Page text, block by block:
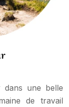
dans une belle
de travail